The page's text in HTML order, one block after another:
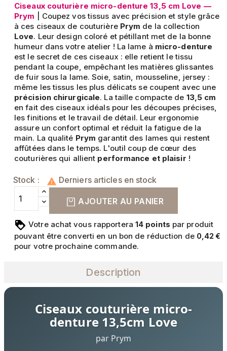
Ciseaux couturière micro-denture 13,5 cm Love —
Prym | Coupez vos tissus avec précision et style grâce
à ces ciseaux de couturière Prym de la collection
Love. Leur design coloré et pétillant met de la bonne
humeur dans votre atelier ! La lame à micro-denture
est le secret de ces ciseaux : elle retient le tissu
pendant la coupe, empêchant les matières glissantes
de fuir sous la lame. Soie, satin, mousseline, jersey :
même les tissus les plus délicats se coupent avec une
précision chirurgicale. La taille compacte de 13,5 cm
en fait des ciseaux idéals pour les découpes précises,
les finitions et le travail de détail. Leur ergonomie
assure un confort optimal et réduit la fatigue de la
main. La qualité Prym garantit des lames qui restent
affûtées dans le temps. L'outil coup de cœur des
couturières qui allient performance et plaisir !
Stock :  Derniers articles en stock
AJOUTER AU PANIER
Votre achat vous rapportera 14 points par produit
pouvant être converti en un bon de réduction de 0,42 €
pour votre prochaine commande.
Description
Ciseaux couturière micro-
denture 13,5cm Love
par Prym